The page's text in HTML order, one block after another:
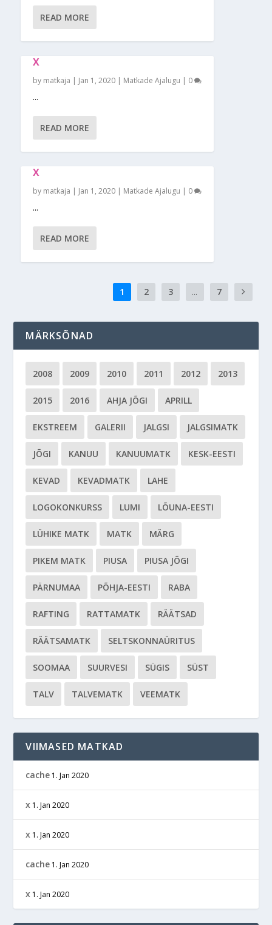
READ MORE
X
by matkaja | Jan 1, 2020 | Matkade Ajalugu | 0
...
READ MORE
X
by matkaja | Jan 1, 2020 | Matkade Ajalugu | 0
...
READ MORE
1 2 3 ... 7
MÄRKSÕNAD
2008 2009 2010 2011 2012 2013
2015 2016 AHJA JÕGI APRILL
EKSTREEM GALERII JALGSI JALGSIMATK
JÕGI KANUU KANUUMATK KESK-EESTI
KEVAD KEVADMATK LAHE
LOGOKONKURSS LUMI LÕUNA-EESTI
LÜHIKE MATK MATK MÄRG
PIKEM MATK PIUSA PIUSA JÕGI
PÄRNUMAA PÕHJA-EESTI RABA
RAFTING RATTAMATK RÄÄTSAD
RÄÄTSAMATK SELTSKONNAÜRITUS
SOOMAA SUURVESI SÜGIS SÜST
TALV TALVEMATK VEEMATK
VIIMASED MATKAD
cache 1. Jan 2020
x 1. Jan 2020
x 1. Jan 2020
cache 1. Jan 2020
x 1. Jan 2020